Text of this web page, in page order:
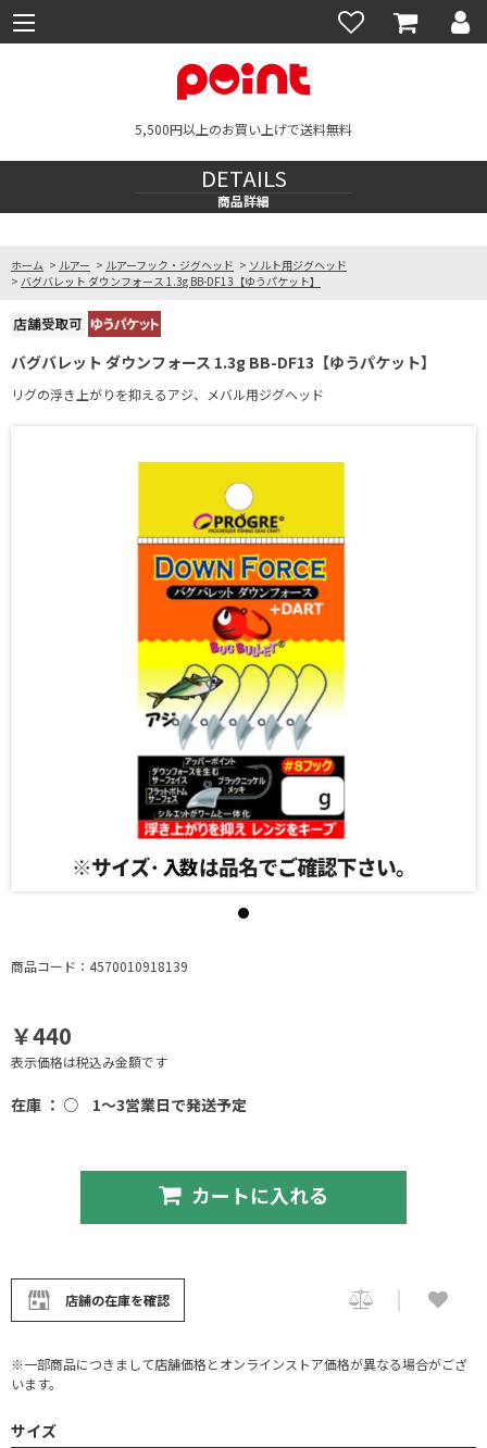
5,500円以上のお買い上げで送料無料
DETAILS
商品詳細
ホーム > ルアー > ルアーフック・ジグヘッド > ソルト用ジグヘッド
> バグバレット ダウンフォース 1.3g BB-DF13【ゆうパケット】
バグバレット ダウンフォース 1.3g BB-DF13【ゆうパケット】
リグの浮き上がりを抑えるアジ、メバル用ジグヘッド
商品コード：4570010918139
￥440
表示価格は税込み金額です
在庫 ： ○ 1～3営業日で発送予定
カートに入れる
店舗の在庫を確認
※一部商品につきまして店舗価格とオンラインストア価格が異なる場合がござ
います。
サイズ